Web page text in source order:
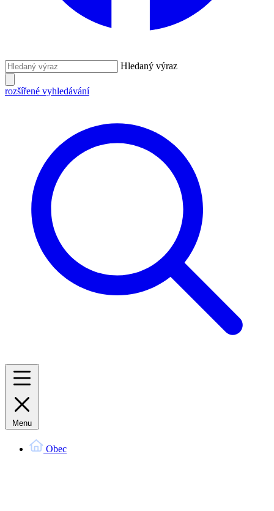
Hledaný výraz
rozšířené vyhledávání
Menu
Obec